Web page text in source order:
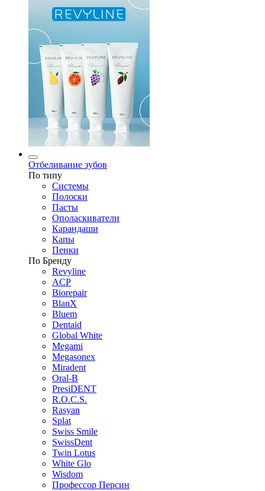
Отбеливание зубов
По типу
Системы
Полоски
Пасты
Ополаскиватели
Карандаши
Капы
Пенки
По Бренду
Revyline
ACP
Biorepair
BlanX
Bluem
Dentaid
Global White
Megami
Megasonex
Miradent
Oral-B
PresiDENT
R.O.C.S.
Rasyan
Splat
Swiss Smile
SwissDent
Twin Lotus
White Glo
Wisdom
Профессор Персин